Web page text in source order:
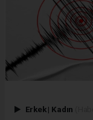
Erkek | Kadın